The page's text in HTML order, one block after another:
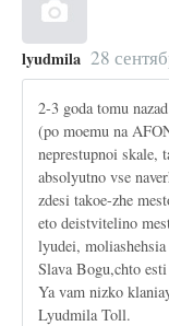
lyudmila 28
2-3 goda tomu
(po moemu na
neprestupnoi skale,
absolyutno vse
zdesi takoe-zhe
eto deistvitelino
lyudei,
Slava Bogu,chto
Ya vam nizko
Lyudmila Toll.